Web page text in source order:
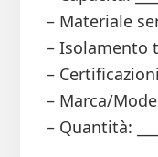
– Materiale
– Isolamento
– Certificazioni:
– Marca/
– Quantità: